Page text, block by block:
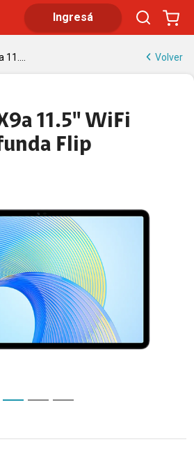
Ingresá
Volver
11.5'' WiFi
Flip
128 GB con funda